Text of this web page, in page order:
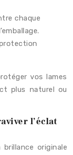
chaque
vos lames
plus naturel ou
l’éclat
originale